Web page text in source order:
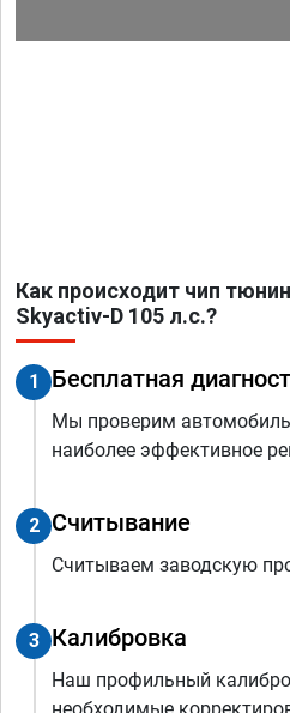
Как происходит чип
Skyactiv-D 105 л.с.?
1 Бесплатная
Мы проверим
наиболее эффективное
2 Считывание
Считываем заводскую
3 Калибровка
Наш профильный